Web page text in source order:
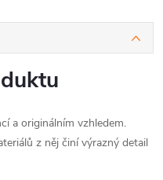
a originálním vzhledem.
z něj činí výrazný detail